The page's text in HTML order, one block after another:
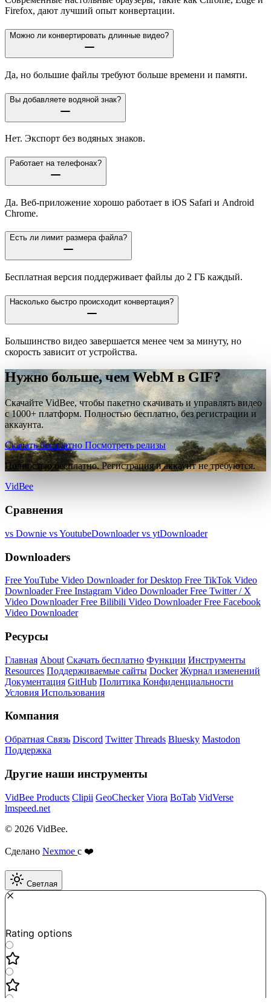
Firefox, дают лучший опыт конвертации.
Можно ли конвертировать длинные видео?
Да, но большие файлы требуют больше времени и памяти.
Вы добавляете водяной знак?
Нет. Экспорт без водяных знаков.
Работает на телефонах?
Да. Веб-приложение хорошо работает в iOS Safari и Android
Chrome.
Есть ли лимит размера файла?
Бесплатная версия поддерживает файлы до 2 ГБ каждый.
Насколько быстро происходит конвертация?
Большинство видео завершается менее чем за минуту, но
скорость зависит от устройства.
Нужно больше, чем WebM в GIF?
Скачайте VidBee, чтобы пакетно скачивать и управлять видео
с 1000+ платформ. Полностью бесплатно, без регистрации и
аккаунта.
Скачать бесплатно Посмотреть релизы
Полностью бесплатно. Регистрация и аккаунт не требуются.
VidBee
Сравнения
vs Downie vs YoutubeDownloadervs ytDownloader
Downloaders
Free YouTube Video Downloader for Desktop Free TikTok Video
DownloaderFree Instagram Video DownloaderFree Twitter / X
Video DownloaderFree Bilibili Video DownloaderFree Facebook
Video Downloader
Ресурсы
Главная About Скачать бесплатно Функции Инструменты
Resources Поддерживаемые сайты Docker Журнал изменений
Документация GitHub Политика Конфиденциальности
Условия Использования
Компания
Обратная Связь Discord Twitter Threads Bluesky Mastodon
Поддержка
Другие наши инструменты
VidBee Products Clipii GeoChecker Viora BoTab VidVerse
lmspeed.net
© 2026 VidBee.
Сделано Nexmoe с ❤️
Светлая
Rating options